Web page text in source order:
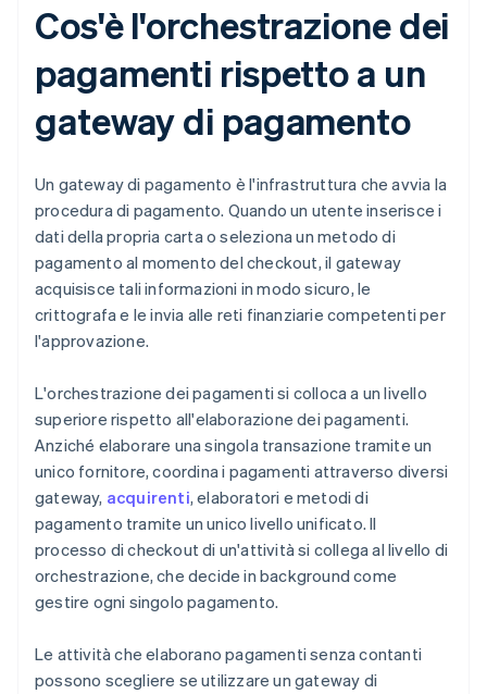
Cos'è l'orchestrazione dei
pagamenti rispetto a un
gateway di pagamento
Un gateway di pagamento è l'infrastruttura che avvia la
procedura di pagamento. Quando un utente inserisce i
dati della propria carta o seleziona un metodo di
pagamento al momento del checkout, il gateway
acquisisce tali informazioni in modo sicuro, le
crittografa e le invia alle reti finanziarie competenti per
l'approvazione.
L'orchestrazione dei pagamenti si colloca a un livello
superiore rispetto all'elaborazione dei pagamenti.
Anziché elaborare una singola transazione tramite un
unico fornitore, coordina i pagamenti attraverso diversi
gateway, acquirenti, elaboratori e metodi di
pagamento tramite un unico livello unificato. Il
processo di checkout di un'attività si collega al livello di
orchestrazione, che decide in background come
gestire ogni singolo pagamento.
Le attività che elaborano pagamenti senza contanti
possono scegliere se utilizzare un gateway di